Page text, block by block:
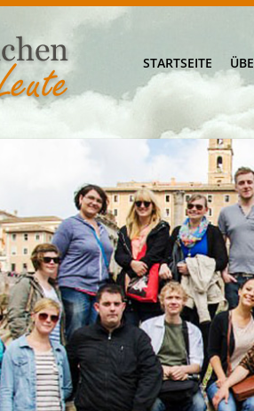
STARTSEITE